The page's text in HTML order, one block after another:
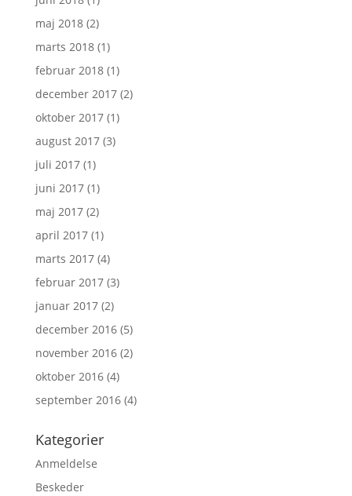
maj 2018(2)
marts 2018(1)
februar 2018(1)
december 2017(2)
oktober 2017(1)
august 2017(3)
juli 2017(1)
juni 2017(1)
maj 2017(2)
april 2017(1)
marts 2017(4)
februar 2017(3)
januar 2017(2)
december 2016(5)
november 2016(2)
oktober 2016(4)
september 2016(4)
Kategorier
Anmeldelse
Beskeder